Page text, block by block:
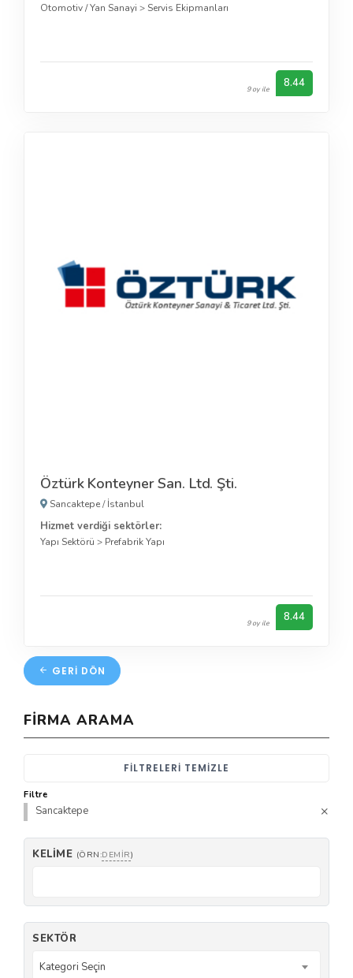
Otomotiv / Yan Sanayi > Servis Ekipmanları
9 oy ile 8.44
Öztürk Konteyner San. Ltd. Şti.
Sancaktepe/İstanbul
Hizmet verdiği sektörler:
Yapı Sektörü > Prefabrik Yapı
9 oy ile 8.44
GERI DÖN
FIRMA ARAMA
FILTRELERI TEMIZLE
Filtre
Sancaktepe
KELIME (ÖRN:DEMIR)
SEKTÖR
Kategori Seçin